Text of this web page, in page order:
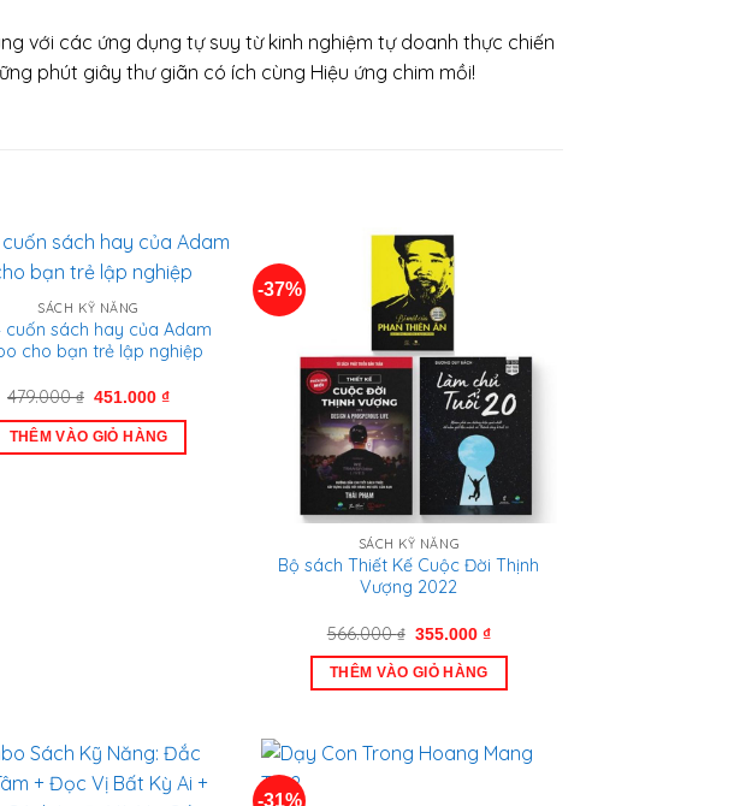
với các ứng dụng tự suy từ kinh nghiệm tự doanh thực chiến
phút giây thư giãn có ích cùng Hiệu ứng chim mồi!
SÁCH KỸ NĂNG
cuốn sách hay của Adam
cho bạn trẻ lập nghiệp
479.000₫ Giá
là:
479.000 ₫.
451.000₫Giá
tại
THÊM VÀO GIỎ HÀNG
-37%
SÁCH KỸ NĂNG
Bộ sách Thiết Kế Cuộc Đời Thịnh
Vượng 2022
566.000₫ Giá
là:
566.000 ₫.
355.000₫Giá
là:
THÊM VÀO GIỎ HÀNG
-31%